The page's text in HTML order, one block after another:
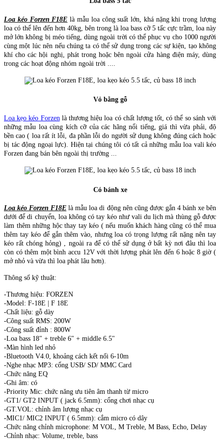
Loa kéo Forzen F18E là mẫu loa công suất lớn, khá nặng khi trọng lượng
loa có thể lên đến hơn 40kg, bên trong là loa bass cỡ 5 tấc cực trầm, loa này
mở lớn không bị méo tiếng, dùng ngoài trời có thể phục vụ cho 1000 người
cùng một lúc nên nếu chúng ta có thể sử dụng trong các sự kiện, tạo không
khí cho các hội nghị, phát trong hoặc bên ngoài cửa hàng điện máy, dùng
trong các hoạt động nhóm ngoài trời ....
Vỏ bằng gỗ
Loa kẹo kéo Forzenlà thương hiệu loa có chất lượng tốt, có thể so sánh với
những mẫu loa cùng kích cỡ của các hãng nổi tiếng, giá thì vừa phải, độ
bền cao ( loa rất ít lỗi, đa phần lỗi do người sử dụng không đúng cách hoặc
bị tác động ngoại lực). Hiện tại chúng tôi có tất cả những mẫu loa vali kéo
Forzen đang bán bên ngoài thị trường ...
Có bánh xe
Loa kéo Forzen F18E là mẫu loa di động nên cũng được gắn 4 bánh xe bên
dưới để di chuyển, loa không có tay kéo như vali du lịch mà thùng gỗ được
làm thêm những hộc thay tay kéo ( nếu muốn khách hàng cũng có thể mua
thêm tay kéo để gắn thêm vào, nhưng loa có trọng lượng rất nặng nên tay
kéo rất chóng hỏng) , ngoài ra để có thể sử dụng ở bất kỳ nơi đâu thì loa
còn có thêm một bình accu 12V với thời lượng phát lên đến 6 hoặc 8 giờ (
mở nhỏ và vừa thì loa phát lâu hơn).
Thông số kỹ thuật:
-Thương hiệu: FORZEN
-Model: F-18E | F 18E
-Chất liệu: gỗ dày
-Công suất RMS: 200W
-Công suất đỉnh : 800W
-Loa bass 18" + treble 6" + middle 6.5"
-Màn hình led nhỏ
-Bluetooth V4.0, khoảng cách kết nối 6-10m
-Nghe nhạc MP3: cổng USB/ SD/ MMC Card
-Chức năng EQ
-Ghi âm: có
-Priority Mic: chức năng ưu tiên âm thanh từ micro
-GT1/ GT2 INPUT ( jack 6.5mm): cổng chơi nhạc cụ
-GT.VOL: chỉnh âm lượng nhạc cụ
-MIC1/ MIC2 INPUT ( 6.5mm): cắm micro có dây
-Chức năng chỉnh microphone: M VOL, M Treble, M Bass, Echo, Delay
-Chỉnh nhạc: Volume, treble, bass